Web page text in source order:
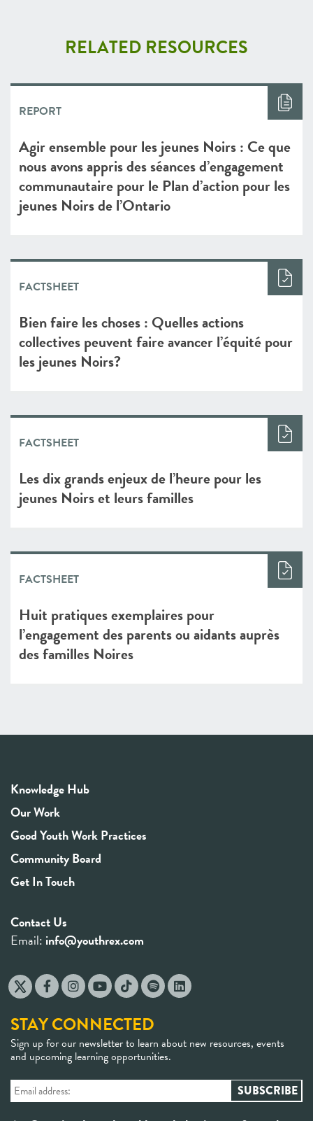
RELATED RESOURCES
REPORT
Agir ensemble pour les jeunes Noirs : Ce que
nous avons appris des séances d’engagement
communautaire pour le Plan d’action pour les
jeunes Noirs de l’Ontario
FACTSHEET
Bien faire les choses : Quelles actions
collectives peuvent faire avancer l’équité pour
les jeunes Noirs?
FACTSHEET
Les dix grands enjeux de l’heure pour les
jeunes Noirs et leurs familles
FACTSHEET
Huit pratiques exemplaires pour
l’engagement des parents ou aidants auprès
des familles Noires
Knowledge Hub
Our Work
Good Youth Work Practices
Community Board
Get In Touch
Contact Us
Email: info@youthrex.com
STAY CONNECTED
Sign up for our newsletter to learn about new resources, events
and upcoming learning opportunities.